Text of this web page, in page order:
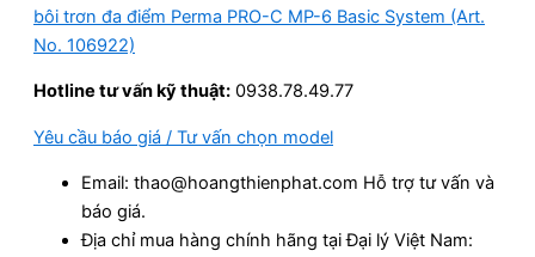
bôi trơn đa điểm Perma PRO-C MP-6 Basic System (Art.
No. 106922)
Hotline tư vấn kỹ thuật: 0938.78.49.77
Yêu cầu báo giá / Tư vấn chọn model
Email: thao@hoangthienphat.com Hỗ trợ tư vấn và
báo giá.
Địa chỉ mua hàng chính hãng tại Đại lý Việt Nam: